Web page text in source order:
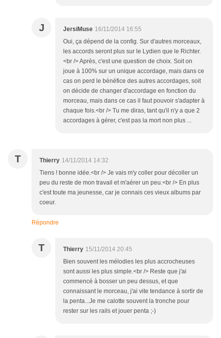
J JersiMuse 16/11/2014 16:55
Oui, ça dépend de la config. Sur d'autres morceaux,
les accords seront plus sur le Lydien que le Richter.
<br /> Après, c'est une question de choix. Soit on
joue à 100% sur un unique accordage, mais dans ce
cas on perd le bénéfice des autres accordages, soit
on décide de changer d'accordage en fonction du
morceau, mais dans ce cas il faut pouvoir s'adapter à
chaque fois.<br /> Tu me diras, tant qu'il n'y a que 2
accordages à gérer, c'est pas la mort non plus ...
T Thierry 14/11/2014 14:32
Tiens ! bonne idée.<br /> Je vais m'y coller pour décoller un
peu du reste de mon travail et m'aérer un peu.<br /> En plus
c'est toute ma jeunesse, car je connais ces vieux albums par
coeur.
Répondre
T Thierry 15/11/2014 20:45
Bien souvent les mélodies les plus accrocheuses
sont aussi les plus simple.<br /> Reste que j'ai
commencé à bosser un peu dessus, et que
connaissant le morceau, j'ai vite tendance à sortir de
la penta...Je me calotte souvent la tronche pour
rester sur les rails et jouer penta ;-)